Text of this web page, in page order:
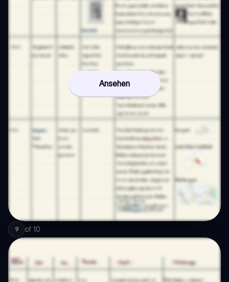
Ansehen
9 of 10